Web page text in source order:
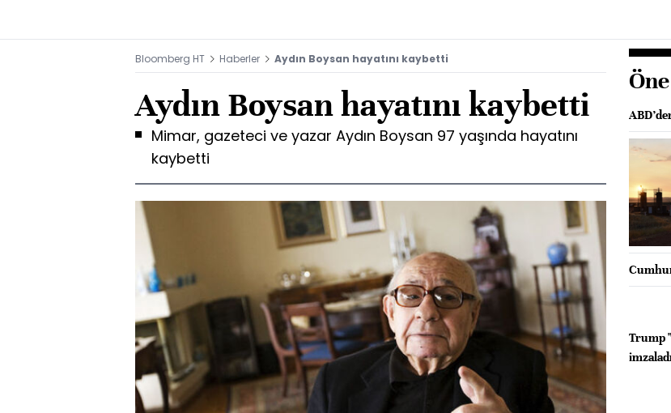
Bloomberg HT Haberler Aydın Boysan hayatını kaybetti
Aydın Boysan hayatını kaybetti
Mimar, gazeteci ve yazar Aydın Boysan 97 yaşında hayatını
kaybetti
Trump